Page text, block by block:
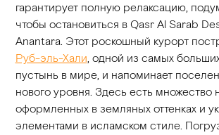
гарантирует полную релаксацию,
чтобы остановиться в Qasr Al Sarab
Anantara. Этот роскошный курорт
Руб-эль-Хали, одной из самых
пустынь в мире, и напоминает
нового уровня. Здесь есть множество
оформленных в земляных оттенках и
элементами в исламском стиле.